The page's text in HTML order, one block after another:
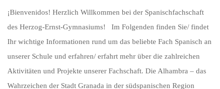
¡Bienvenidos! Herzlich Willkommen bei der Spanischfachschaft
des Herzog-Ernst-Gymnasiums! Im Folgenden finden Sie/ findet
Ihr wichtige Informationen rund um das beliebte Fach Spanisch an
unserer Schule und erfahren/ erfahrt mehr über die zahlreichen
Aktivitäten und Projekte unserer Fachschaft. Die Alhambra – das
Wahrzeichen der Stadt Granada in der südspanischen Region